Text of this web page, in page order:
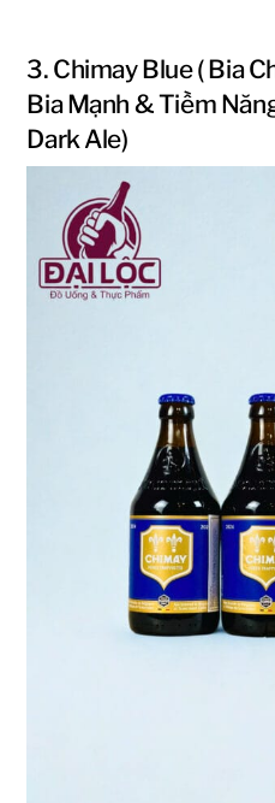
3. Chimay Blue ( Bia
Bia Mạnh & Tiềm
Dark Ale)